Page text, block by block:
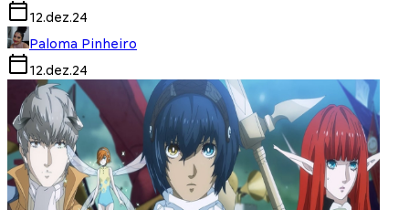
12.dez.24
Paloma Pinheiro
12.dez.24